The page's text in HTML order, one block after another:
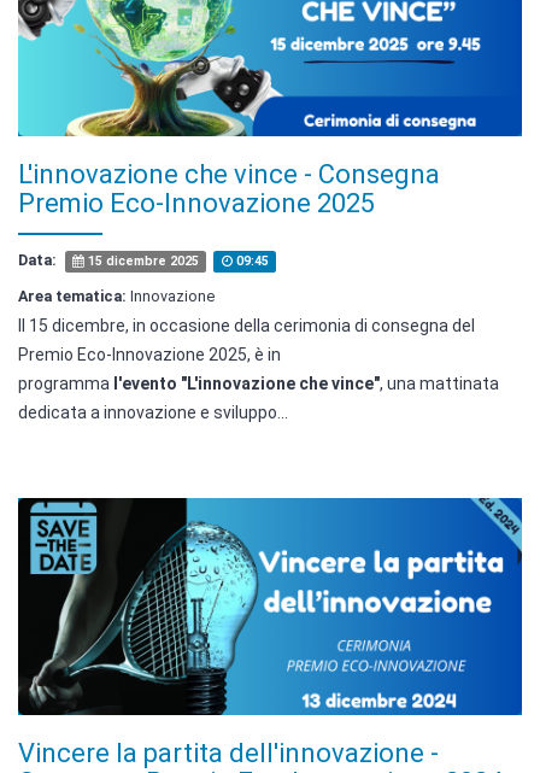
L'innovazione che vince - Consegna
Premio Eco-Innovazione 2025
Data: 15 dicembre 2025 09:45
Area tematica: Innovazione
Il 15 dicembre, in occasione della cerimonia di consegna del
Premio Eco-Innovazione 2025, è in
programma l'evento "L'innovazione che vince", una mattinata
dedicata a innovazione e sviluppo...
Vincere la partita dell'innovazione -